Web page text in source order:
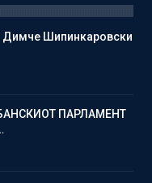
Димче Шипинкаровски
ПАРЛАМЕНТ